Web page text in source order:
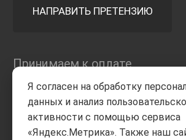
НАПРАВИТЬ ПРЕТЕНЗИЮ
Принимаем к оплате
Я согласен на обработку
данных и анализ
активности с помощью сервиса
«Яндекс.Метрика». Также наш